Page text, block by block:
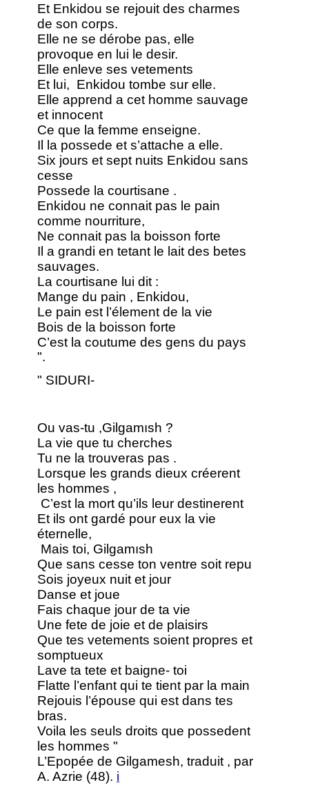
Et Enkidou se rejouit des charmes
de son corps.
Elle ne se dérobe pas, elle
provoque en lui le desir.
Elle enleve ses vetements
Et lui, Enkidou tombe sur elle.
Elle apprend a cet homme sauvage
et innocent
Ce que la femme enseigne.
Il la possede et s’attache a elle.
Six jours et sept nuits Enkidou sans
cesse
Possede la courtisane .
Enkidou ne connait pas le pain
comme nourriture,
Ne connait pas la boisson forte
Il a grandi en tetant le lait des betes
sauvages.
La courtisane lui dit :
Mange du pain , Enkidou,
Le pain est l’élement de la vie
Bois de la boisson forte
C’est la coutume des gens du pays
".
" SIDURI-
Ou vas-tu ,Gilgamısh ?
La vie que tu cherches
Tu ne la trouveras pas .
Lorsque les grands dieux créerent
les hommes ,
C’est la mort qu’ils leur destinerent
Et ils ont gardé pour eux la vie
éternelle,
Mais toi, Gilgamısh
Que sans cesse ton ventre soit repu
Sois joyeux nuit et jour
Danse et joue
Fais chaque jour de ta vie
Une fete de joie et de plaisirs
Que tes vetements soient propres et
somptueux
Lave ta tete et baigne- toi
Flatte l’enfant qui te tient par la main
Rejouis l’épouse qui est dans tes
bras.
Voila les seuls droits que possedent
les hommes "
L’Epopée de Gilgamesh, traduit , par
A. Azrie (48). i